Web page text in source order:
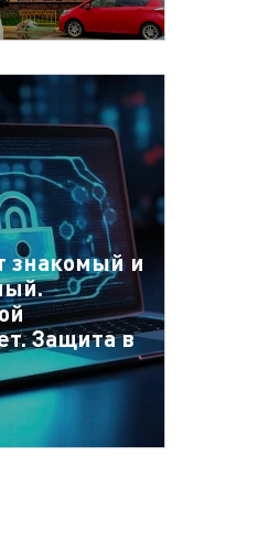
знакомый и
Защита в